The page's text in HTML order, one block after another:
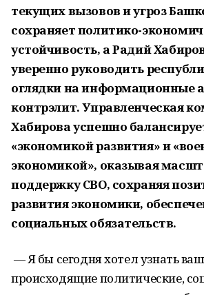
текущих вызовов и угроз
сохраняет политико-
устойчивость, а Радий
уверенно руководить
оглядки на информационные
контрэлит. Управленческая
Хабирова успешно
«экономикой развития» и
экономикой», оказывая
поддержку СВО, сохраняя
развития экономики,
социальных обязательств.
— Я бы сегодня хотел узнать
происходящие политические,